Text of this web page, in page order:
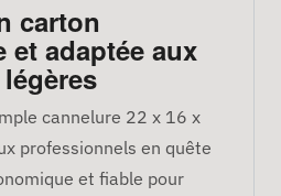
carton
et adaptée aux
cannelure 22 x 16 x
professionnels en quête
et fiable pour